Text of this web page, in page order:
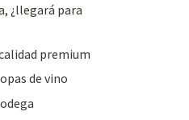
¿llegará para
premium
de vino